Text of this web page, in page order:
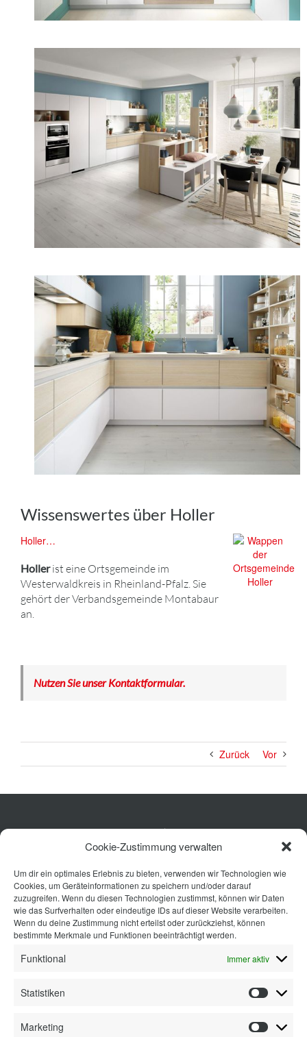
Cookie-Zustimmung verwalten
Um dir ein optimales Erlebnis zu bieten, verwenden wir Technologien wie
Cookies, um Geräteinformationen zu speichern und/oder darauf
zuzugreifen. Wenn du diesen Technologien zustimmst, können wir Daten
wie das Surfverhalten oder eindeutige IDs auf dieser Website verarbeiten.
Wenn du deine Zustimmung nicht erteilst oder zurückziehst, können
bestimmte Merkmale und Funktionen beeinträchtigt werden.
Funktional Immer aktiv
Statistiken
Marketing
Zurück Vor
Wissenswertes über Holler
Holler…
Hollerist eine Ortsgemeinde im
Westerwaldkreis in Rheinland-Pfalz. Sie
gehört der Verbandsgemeinde Montabaur
an.
Nutzen Sie unser Kontaktformular.
Küche
Wohnen
Bad
Ausstattung
Planung
Kontakt